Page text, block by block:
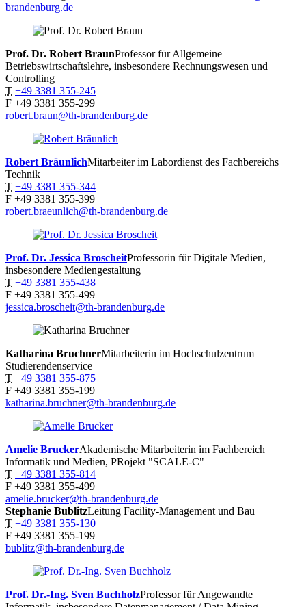
brandenburg.de
Prof. Dr. Robert BraunProfessor für Allgemeine
Betriebswirtschaftslehre, insbesondere Rechnungswesen und
Controlling
T +49 3381 355-245
F +49 3381 355-299
robert.braun@th-brandenburg.de
Robert BräunlichMitarbeiter im Labordienst des Fachbereichs
Technik
T +49 3381 355-344
F +49 3381 355-399
robert.braeunlich@th-brandenburg.de
Prof. Dr. Jessica BroscheitProfessorin für Digitale Medien,
insbesondere Mediengestaltung
T +49 3381 355-438
F +49 3381 355-499
jessica.broscheit@th-brandenburg.de
Katharina BruchnerMitarbeiterin im Hochschulzentrum
Studierendenservice
T +49 3381 355-875
F +49 3381 355-199
katharina.bruchner@th-brandenburg.de
Amelie BruckerAkademische Mitarbeiterin im Fachbereich
Informatik und Medien, PRojekt "SCALE-C"
T +49 3381 355-814
F +49 3381 355-499
amelie.brucker@th-brandenburg.de
Stephanie BublitzLeitung Facility-Management und Bau
T +49 3381 355-130
F +49 3381 355-199
bublitz@th-brandenburg.de
Prof. Dr.-Ing. Sven BuchholzProfessor für Angewandte